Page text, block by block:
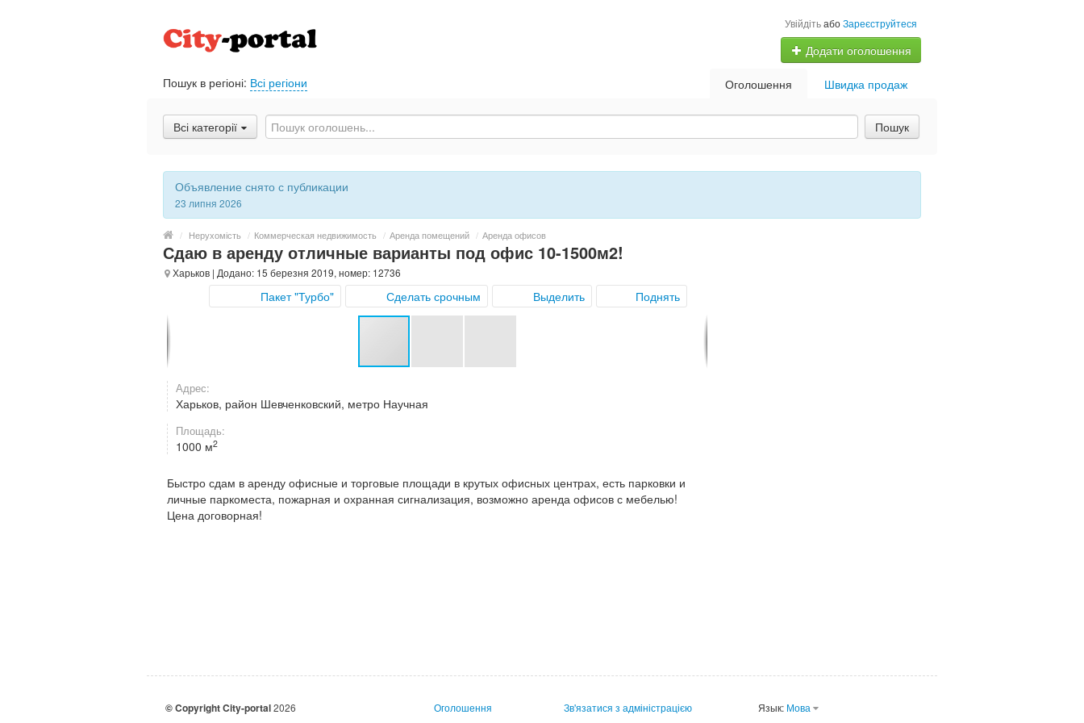
УвійдітьабоЗареєструйтеся
Додати оголошення
Пошук в регіоні: Всі регіони Швидка продаж
Оголошення
Всі категорії Пошук
Объявление снято с публикации
23 липня 2026
/ Нерухомість / Коммерческая недвижимость / Аренда помещений / Аренда офисов
Сдаю в аренду отличные варианты под офис 10-1500м2!
Харьков | Додано: 15 березня 2019, номер: 12736
Пакет "Турбо" Сделать срочным Выделить Поднять
Адрес:
Харьков, район Шевченковский, метро Научная
Площадь:
1000 м2
Быстро сдам в аренду офисные и торговые площади в крутых офисных центрах, есть парковки и
личные паркоместа, пожарная и охранная сигнализация, возможно аренда офисов с мебелью!
Цена договорная!
© Copyright City-portal2026 Оголошення Зв'язатися з адміністрацією Язык: Мова